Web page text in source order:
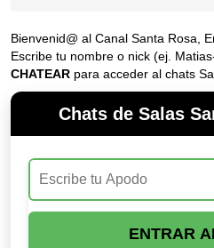
Bienvenid@ al Canal Santa Rosa ,
Escribe tu nombre o nick (ej.
CHATEAR para acceder al chats
Chats de Salas
ENTRAR